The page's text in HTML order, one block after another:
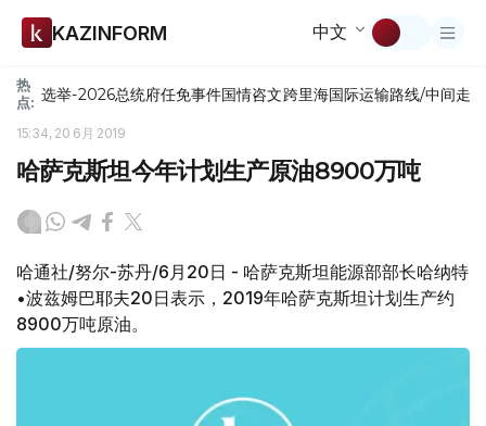
KAZINFORM 中文
热
点: 选举-2026总统府任免事件国情咨文跨里海国际运输路线/中间走廊
15:34, 20 6月 2019
哈萨克斯坦今年计划生产原油8900万吨
哈通社/努尔-苏丹/6月20日 - 哈萨克斯坦能源部部长哈纳特
•波兹姆巴耶夫20日表示，2019年哈萨克斯坦计划生产约
8900万吨原油。